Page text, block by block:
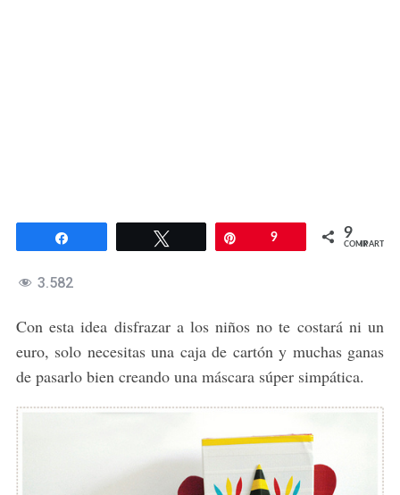
Twittear 9 9
COMPARTIR
3.582
Con esta idea disfrazar a los niños no te costará ni un
euro, solo necesitas una caja de cartón y muchas ganas
de pasarlo bien creando una máscara súper simpática.